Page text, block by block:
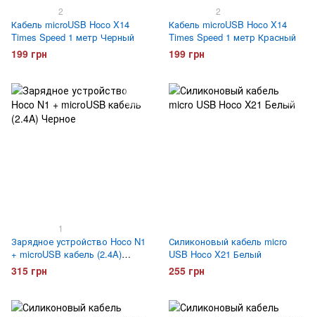
2
Кабель microUSB Hoco X14
Times Speed 1 метр Черный
199 грн
2
Кабель microUSB Hoco X14
Times Speed 1 метр Красный
199 грн
1
Зарядное устройство Hoco N1
+ microUSB кабель (2.4A)
Черное
315 грн
Силиконовый кабель micro
USB Hoco X21 Белый
255 грн